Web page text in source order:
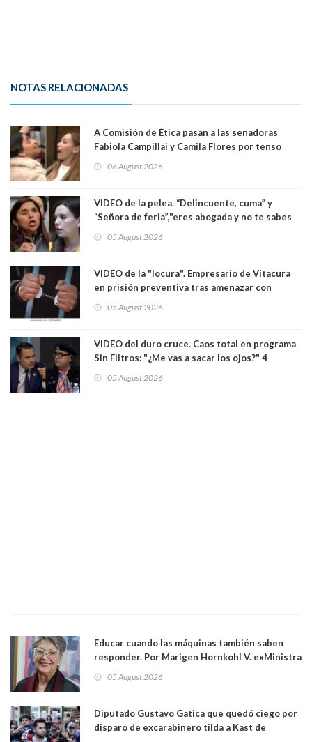
NOTAS RELACIONADAS
A Comisión de Ética pasan a las senadoras
Fabiola Campillai y Camila Flores por tenso
06 August 2026
VIDEO de la pelea. “Delincuente, cuma” y
“Señora de feria”,"eres abogada y no te sabes
senadoras Camila Flores y Fabiola Campillai en
05 August 2026
VIDEO de la "locura". Empresario de Vitacura
en prisión preventiva tras amenazar con
Los persiguió en potente camioneta
05 August 2026
VIDEO del duro cruce. Caos total en programa
Sin Filtros: "¿Me vas a sacar los ojos?" 4
excarabinero que dejó ciego a Gustavo Gatica:
05 August 2026
Educar cuando las máquinas también saben
responder. Por Marigen Hornkohl V. exMinistra
05 August 2026
Diputado Gustavo Gatica que quedó ciego por
disparo de excarabinero tilda a Kast de